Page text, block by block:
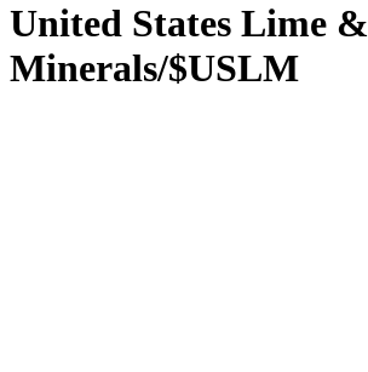
United States Lime &
Minerals/$USLM